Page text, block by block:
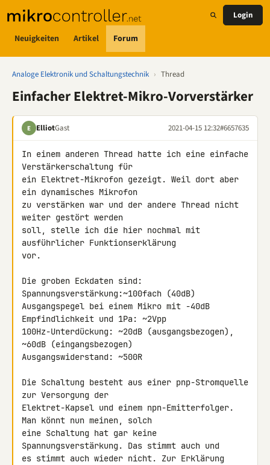
Neuigkeiten Artikel Forum
Login
Analoge Elektronik und Schaltungstechnik › Thread
Einfacher Elektret-Mikro-Vorverstärker
E ElliotGast 2021-04-15 12:32#6657635
In einem anderen Thread hatte ich eine einfache
Verstärkerschaltung für
ein Elektret-Mikrofon gezeigt. Weil dort aber
ein dynamisches Mikrofon
zu verstärken war und der andere Thread nicht
weiter gestört werden
soll, stelle ich die hier nochmal mit
ausführlicher Funktionserklärung
vor.
Die groben Eckdaten sind:
Spannungsverstärkung:~100fach (40dB)
Ausgangspegel bei einem Mikro mit -40dB
Empfindlichkeit und 1Pa: ~2Vpp
100Hz-Unterdückung: ~20dB (ausgangsbezogen),
~60dB (eingangsbezogen)
Ausgangswiderstand: ~500R
Die Schaltung besteht aus einer pnp-Stromquelle
zur Versorgung der
Elektret-Kapsel und einem npn-Emitterfolger.
Man könnt nun meinen, solch
eine Schaltung hat gar keine
Spannungsverstärkung. Das stimmt auch und
es stimmt auch wieder nicht. Zur Erklärung